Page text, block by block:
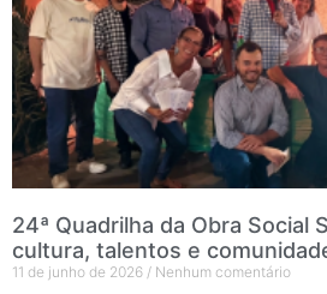
24ª Quadrilha da Obra Social
cultura, talentos e
11 de junho de 2026 Nenhum comentário